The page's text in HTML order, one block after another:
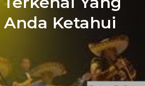
Anda Ketahui